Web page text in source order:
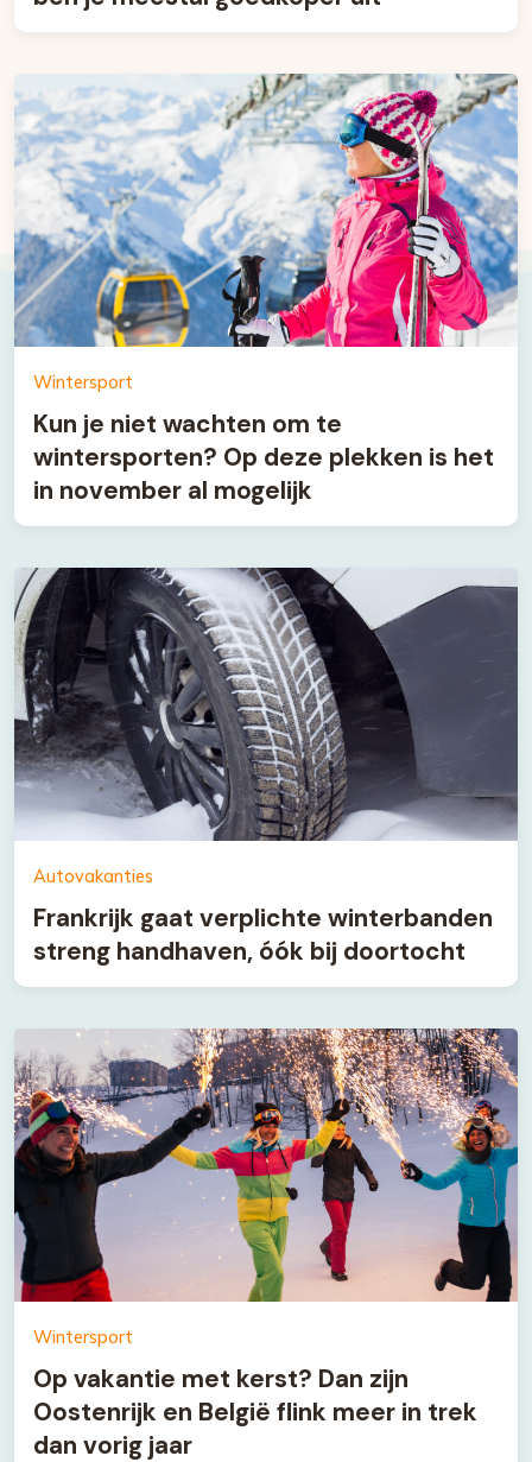
Wintersport
Kun je niet wachten om te
wintersporten? Op deze plekken is het
in november al mogelijk
Autovakanties
Frankrijk gaat verplichte winterbanden
streng handhaven, óók bij doortocht
Wintersport
Op vakantie met kerst? Dan zijn
Oostenrijk en België flink meer in trek
dan vorig jaar